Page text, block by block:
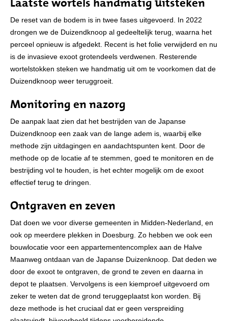
De reset van de bodem is in twee fases uitgevoerd. In 2022
drongen we de Duizendknoop al gedeeltelijk terug, waarna het
perceel opnieuw is afgedekt. Recent is het folie verwijderd en nu
is de invasieve exoot grotendeels verdwenen. Resterende
wortelstokken steken we handmatig uit om te voorkomen dat de
Duizendknoop weer teruggroeit.
Monitoring en nazorg
De aanpak laat zien dat het bestrijden van de Japanse
Duizendknoop een zaak van de lange adem is, waarbij elke
methode zijn uitdagingen en aandachtspunten kent. Door de
methode op de locatie af te stemmen, goed te monitoren en de
bestrijding vol te houden, is het echter mogelijk om de exoot
effectief terug te dringen.
Ontgraven en zeven
Dat doen we voor diverse gemeenten in Midden-Nederland, en
ook op meerdere plekken in Doesburg. Zo hebben we ook een
bouwlocatie voor een appartementencomplex aan de Halve
Maanweg ontdaan van de Japanse Duizenknoop. Dat deden we
door de exoot te ontgraven, de grond te zeven en daarna in
depot te plaatsen. Vervolgens is een kiemproef uitgevoerd om
zeker te weten dat de grond teruggeplaatst kon worden. Bij
deze methode is het cruciaal dat er geen verspreiding